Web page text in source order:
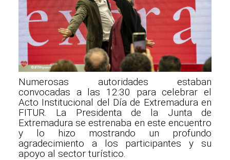
Numerosas autoridades estaban
convocadas a las 12:30 para celebrar el
Acto Institucional del Día de Extremadura en
FITUR. La Presidenta de la Junta de
Extremadura se estrenaba en este encuentro
y lo hizo mostrando un profundo
agradecimiento a los participantes y su
apoyo al sector turístico.